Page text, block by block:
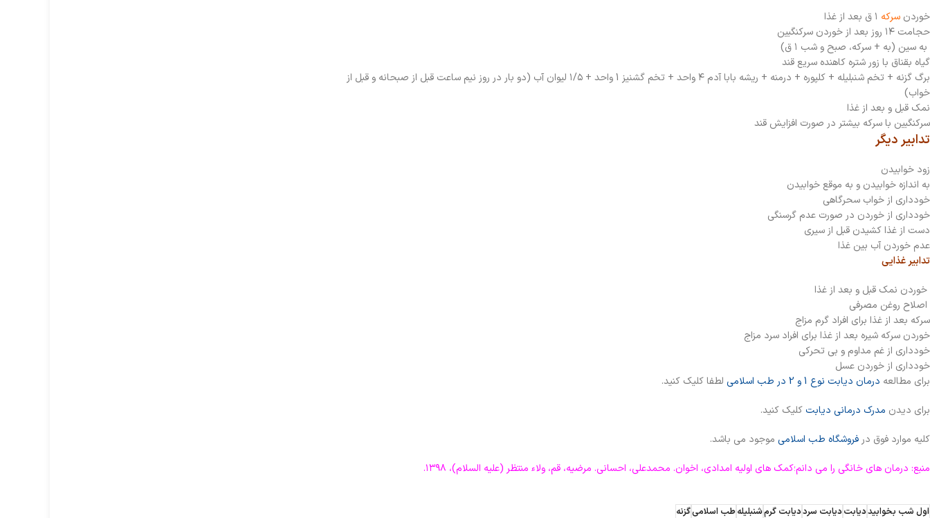
خوردن سرکه ۱ ق بعد از غذا
حجامت ۱۴ روز بعد از خوردن سرکنگبین
به سین (به + سرکه، صبح و شب ۱ ق)
گیاه بقناق با زور شتره کاهنده سریع قند
برگ گزنه + تخم شنبلیله + کلپوره + درمنه + ریشه بابا آدم ۴ واحد + تخم گشنیز 1 واحد + ۱/۵ لیوان آب (دو بار در روز نیم ساعت قبل از صبحانه و قبل از
خواب)
نمک قبل و بعد از غذا
سرکنگبین با سرکه بیشتر در صورت افزایش قند
تدابیر دیگر
زود خوابیدن
به اندازه خوابیدن و به موقع خوابیدن
خودداری از خواب سحرگاهی
خودداری از خوردن در صورت عدم گرسنگی
دست از غذا کشیدن قبل از سیری
عدم خوردن آب بین غذا
تدابیر غذایی
خوردن نمک قبل و بعد از غذا
اصلاح روغن مصرفی
سرکه بعد از غذا برای افراد گرم مزاج
خوردن سرکه شیره بعد از غذا برای افراد سرد مزاج
خودداری از غم مداوم و بی تحرکی
خودداری از خوردن عسل
برای مطالعه درمان دیابت نوع 1 و 2 در طب اسلامی
لطفا کلیک کنید.
برای دیدن مدرک درمانی دیابت کلیک کنید.
کلیه موارد فوق در فروشگاه طب اسلامی موجود می باشد.
منبع: درمان های خانگی را می دانم؛کمک های اولیه امدادی، اخوان. محمدعلی، احسانی. مرضیه، قم، ولاء منتظر (علیه السلام)، ۱۳۹۸.
اول شب بخوابیددیابتدیابت سرددیابت گرمشنبلیلهطب اسلامیگزنه